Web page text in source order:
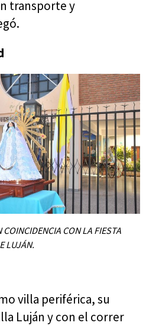
transporte y
COINCIDENCIA CON LA FIESTA
LUJÁN.
villa periférica, su
Luján y con el correr